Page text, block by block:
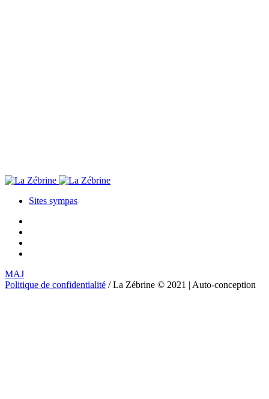
Sites sympas
MAJ
Politique de confidentialité / La Zébrine © 2021 | Auto-conception